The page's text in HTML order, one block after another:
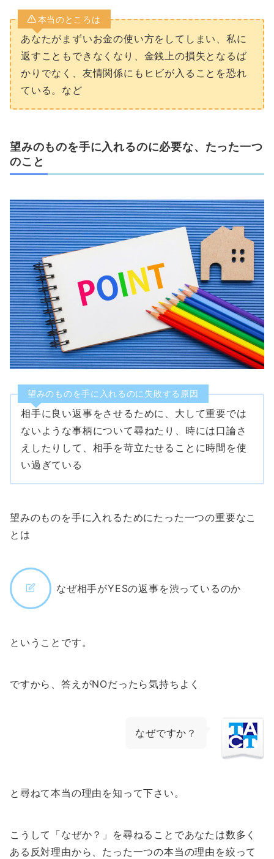
本当のところは
あなたがまずいお金の使い方をしてしまい、私に
返すこともできなくなり、金銭上の損失となるば
かりでなく、友情関係にもヒビが入ることを恐れ
ている。など
望みのものを手に入れるのに必要な、たった一つ
のこと
望みのものを手に入れるのに失敗する原因
相手に良い返事をさせるために、大して重要では
ないような事柄について尋ねたり、時には口論さ
えしたりして、相手を苛立たせることに時間を使
い過ぎている
望みのものを手に入れるためにたった一つの重要なこ
とは
なぜ相手がYESの返事を渋っているのか
ということです。
ですから、答えがNOだったら気持ちよく
なぜですか？
と尋ねて本当の理由を知って下さい。
こうして「なぜか？」を尋ねることであなたは数多く
ある反対理由から、たった一つの本当の理由を絞って